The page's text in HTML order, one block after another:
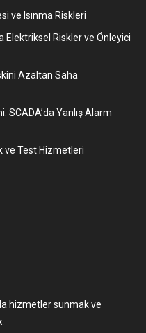
ve Isınma Riskleri
Elektriksel Riskler ve Önleyici
Azaltan Saha
SCADA’da Yanlış Alarm
ve Test Hizmetleri
hizmetler sunmak ve